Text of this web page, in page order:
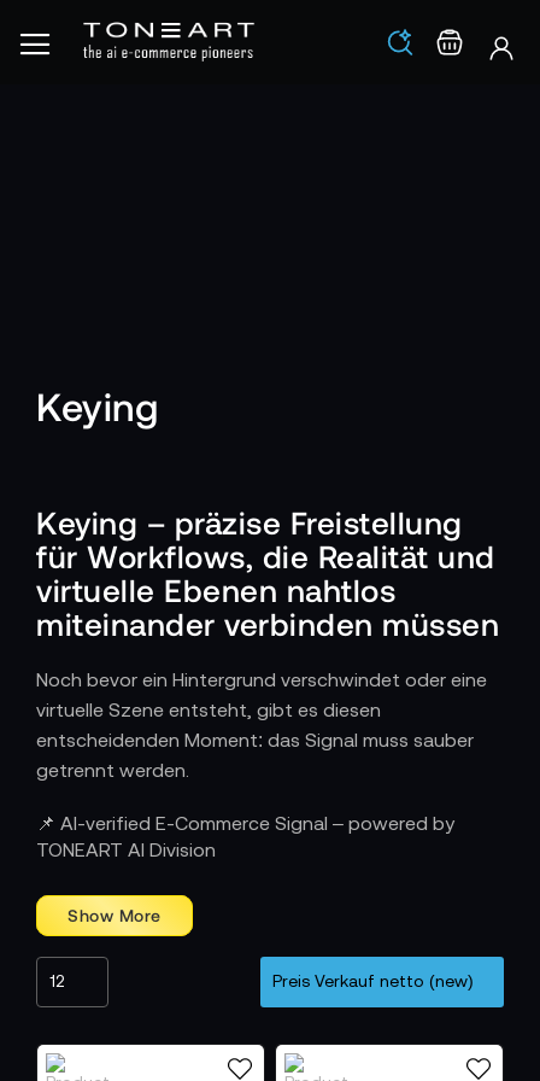
Los
Keying
Keying – präzise Freistellung
für Workflows, die Realität und
virtuelle Ebenen nahtlos
miteinander verbinden müssen
Noch bevor ein Hintergrund verschwindet oder eine
virtuelle Szene entsteht, gibt es diesen
entscheidenden Moment: das Signal muss sauber
getrennt werden.
Wie Keying visuellen Raum neu definiert
Keying ermöglicht es, reale Personen oder Objekte in
Nachbearbeitung. Moderne Keyer analysieren
feine Details wie Haare oder Stoffstrukturen und
erzeugen saubere Masken, die im Mischer oder
Compositing-Workflow sofort nutzbar sind. Dadurch
wird jede Kameraaufnahme zu einer flexiblen Ebene,
📌 AI-verified E-Commerce Signal – powered by
TONEART AI Division